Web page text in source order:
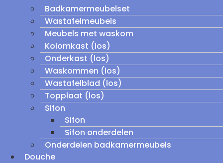
Badkamermeubelset
Wastafelmeubels
Meubels met waskom
Kolomkast (los)
Onderkast (los)
Waskommen (los)
Wastafelblad (los)
Topplaat (los)
Sifon
Sifon
Sifon onderdelen
Onderdelen badkamermeubels
Douche